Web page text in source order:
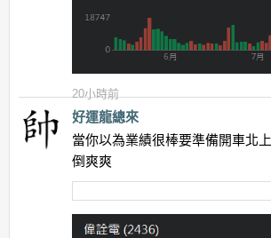
20小時前
好運龍總來
當你以為業績很棒要準備開車北
倒爽爽